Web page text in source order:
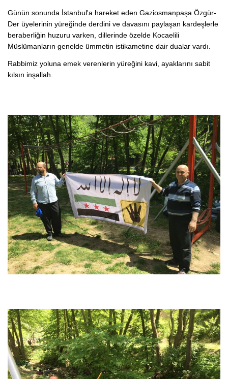
Günün sonunda İstanbul'a hareket eden Gaziosmanpaşa Özgür-
Der üyelerinin yüreğinde derdini ve davasını paylaşan kardeşlerle
beraberliğin huzuru varken, dillerinde özelde Kocaelili
Müslümanların genelde ümmetin istikametine dair dualar vardı.
Rabbimiz yoluna emek verenlerin yüreğini kavi, ayaklarını sabit
kılsın inşallah.